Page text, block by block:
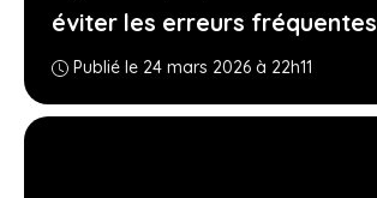
éviter les erreurs fréquentes
Publié le 24 mars 2026 à 22h11